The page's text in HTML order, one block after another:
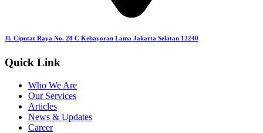
Jl. Ciputat Raya No. 28 C Kebayoran Lama Jakarta Selatan 12240
Quick Link
Who We Are
Our Services
Articles
News & Updates
Career